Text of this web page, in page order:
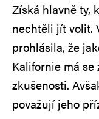
Získá hlavně ty,
nechtěli jít volit.
prohlásila, že
Kalifornie má
zkušenosti.
považují jeho